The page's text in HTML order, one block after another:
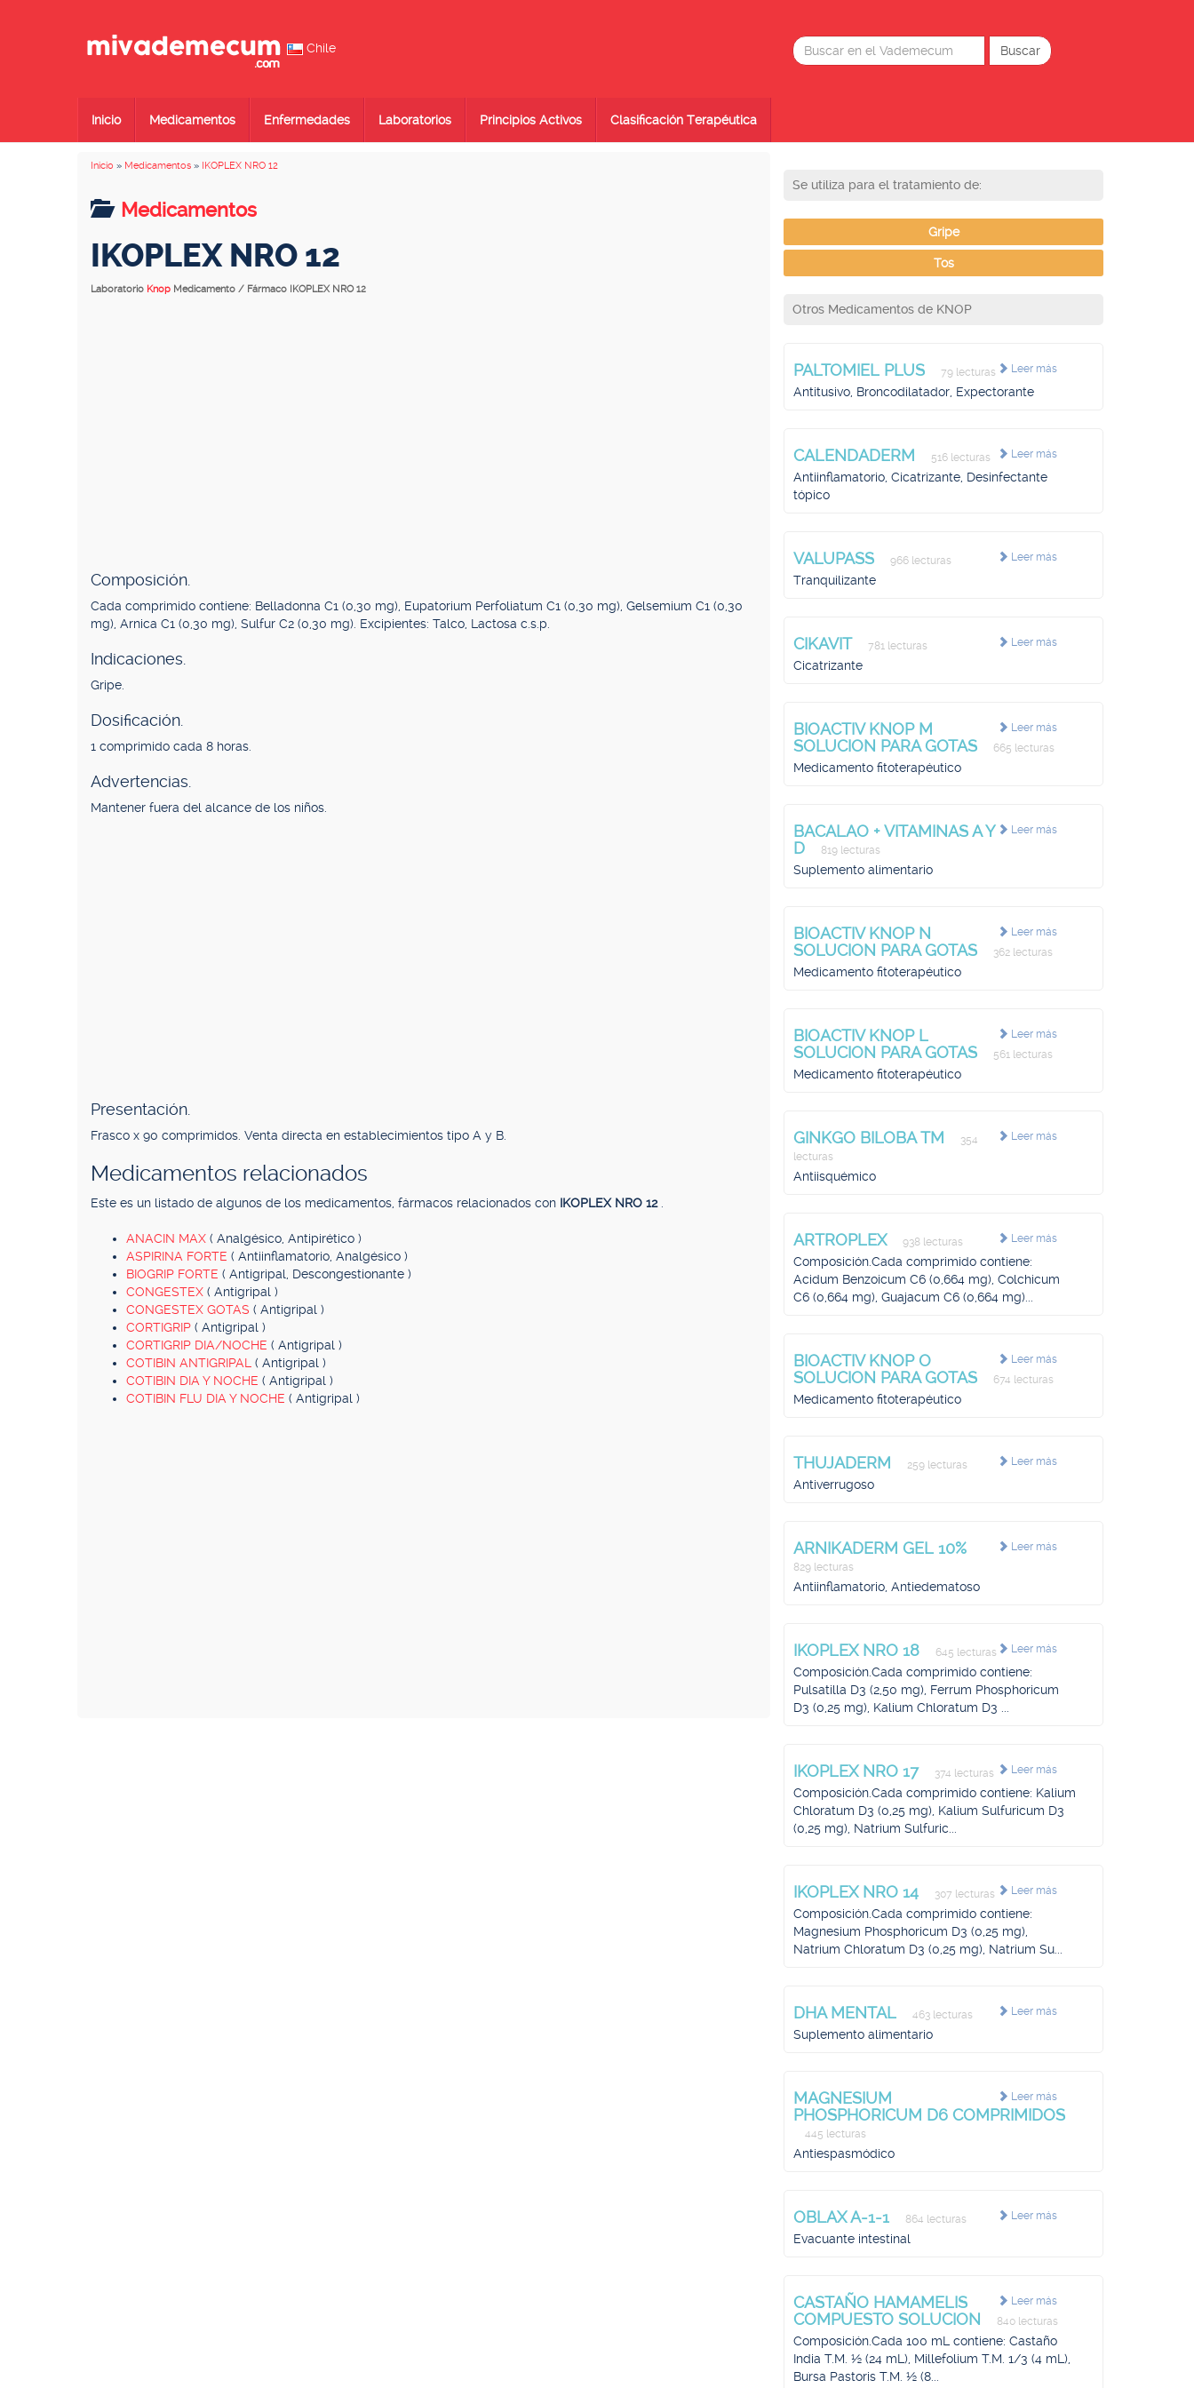
Chile
Inicio Medicamentos Enfermedades Laboratorios Principios Activos Clasificación Terapéutica
Inicio » Medicamentos » IKOPLEX NRO 12
Medicamentos
IKOPLEX NRO 12
Laboratorio Knop Medicamento / Fármaco IKOPLEX NRO 12
Composición.
Cada comprimido contiene: Belladonna C1 (0,30 mg), Eupatorium Perfoliatum C1 (0,30 mg), Gelsemium C1 (0,30
mg), Arnica C1 (0,30 mg), Sulfur C2 (0,30 mg). Excipientes: Talco, Lactosa c.s.p.
Indicaciones.
Gripe.
Dosificación.
1 comprimido cada 8 horas.
Advertencias.
Mantener fuera del alcance de los niños.
Presentación.
Frasco x 90 comprimidos. Venta directa en establecimientos tipo A y B.
Medicamentos relacionados
Este es un listado de algunos de los medicamentos, fármacos relacionados con IKOPLEX NRO 12
ANACIN MAX ( Analgésico, Antipirético )
ASPIRINA FORTE ( Antiinflamatorio, Analgésico )
BIOGRIP FORTE ( Antigripal, Descongestionante )
CONGESTEX ( Antigripal )
CONGESTEX GOTAS ( Antigripal )
CORTIGRIP ( Antigripal )
CORTIGRIP DIA/NOCHE ( Antigripal )
COTIBIN ANTIGRIPAL ( Antigripal )
COTIBIN DIA Y NOCHE ( Antigripal )
COTIBIN FLU DIA Y NOCHE ( Antigripal )
Se utiliza para el tratamiento de:
Gripe
Tos
Otros Medicamentos de KNOP
Leer más
PALTOMIEL PLUS 79 lecturas
Antitusivo, Broncodilatador, Expectorante
Leer más
CALENDADERM 516 lecturas
Antiinflamatorio, Cicatrizante, Desinfectante
tópico
Leer más
VALUPASS 966 lecturas
Tranquilizante
Leer más
CIKAVIT 781 lecturas
Cicatrizante
Leer más
BIOACTIV KNOP M
SOLUCION PARA GOTAS
665 lecturas
Medicamento fitoterapéutico
Leer más
BACALAO + VITAMINAS A Y
D
819 lecturas
Suplemento alimentario
Leer más
BIOACTIV KNOP N
SOLUCION PARA GOTAS
362 lecturas
Medicamento fitoterapéutico
Leer más
BIOACTIV KNOP L
SOLUCION PARA GOTAS
561 lecturas
Medicamento fitoterapéutico
Leer más
GINKGO BILOBA TM
354
lecturas
Antiisquémico
Leer más
ARTROPLEX 938 lecturas
Composición.Cada comprimido contiene:
Acidum Benzoicum C6 (0,664 mg), Colchicum
C6 (0,664 mg), Guajacum C6 (0,664 mg)...
Leer más
BIOACTIV KNOP O
SOLUCION PARA GOTAS
674 lecturas
Medicamento fitoterapéutico
Leer más
THUJADERM 259 lecturas
Antiverrugoso
Leer más
ARNIKADERM GEL 10%
829 lecturas
Antiinflamatorio, Antiedematoso
Leer más
IKOPLEX NRO 18 645 lecturas
Composición.Cada comprimido contiene:
Pulsatilla D3 (2,50 mg), Ferrum Phosphoricum
D3 (0,25 mg), Kalium Chloratum D3 ...
Leer más
IKOPLEX NRO 17 374 lecturas
Composición.Cada comprimido contiene: Kalium
Chloratum D3 (0,25 mg), Kalium Sulfuricum D3
(0,25 mg), Natrium Sulfuric...
Leer más
IKOPLEX NRO 14 307 lecturas
Composición.Cada comprimido contiene:
Magnesium Phosphoricum D3 (0,25 mg),
Natrium Chloratum D3 (0,25 mg), Natrium Su...
Leer más
DHA MENTAL 463 lecturas
Suplemento alimentario
Leer más
MAGNESIUM
PHOSPHORICUM D6 COMPRIMIDOS
445 lecturas
Antiespasmódico
Leer más
OBLAX A-1-1 864 lecturas
Evacuante intestinal
Leer más
CASTAÑO HAMAMELIS
COMPUESTO SOLUCION
840 lecturas
Composición.Cada 100 mL contiene: Castaño
India T.M. ½ (24 mL), Millefolium T.M. 1/3 (4 mL),
Bursa Pastoris T.M. ½ (8...